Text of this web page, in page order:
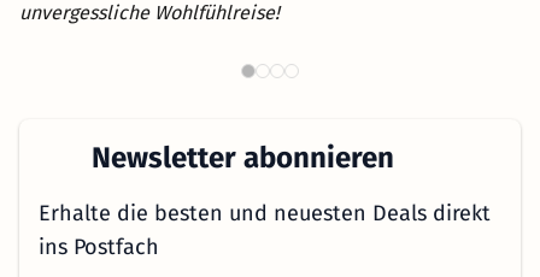
unvergessliche Wohlfühlreise!
Newsletter abonnieren
Erhalte die besten und neuesten Deals direkt
ins Postfach